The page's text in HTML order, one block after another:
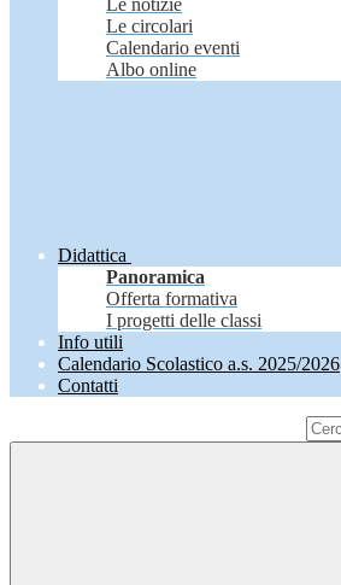
Le notizie
Le circolari
Calendario eventi
Albo online
Didattica
Panoramica
Offerta formativa
I progetti delle classi
Info utili
Calendario Scolastico a.s. 2025/2026
Contatti